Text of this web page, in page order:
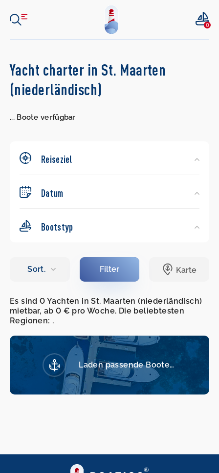
0
Search
Yachts
Yacht charter in St. Maarten
(niederländisch)
...Boote verfügbar
Reiseziel
Datum
Bootstyp
Es sind 0 Yachten in St. Maarten (niederländisch)
mietbar, ab 0 € pro Woche. Die beliebtesten
Regionen: .
Laden passende Boote…